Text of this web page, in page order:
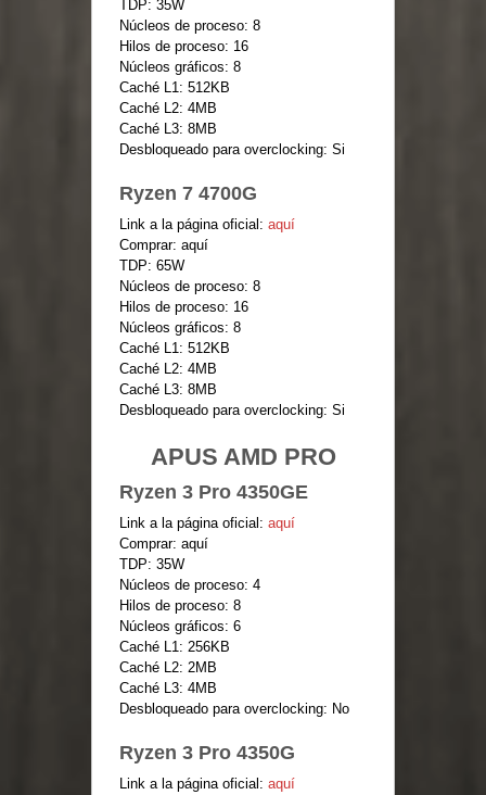
TDP: 35W
Núcleos de proceso: 8
Hilos de proceso: 16
Núcleos gráficos: 8
Caché L1: 512KB
Caché L2: 4MB
Caché L3: 8MB
Desbloqueado para overclocking: Si
Ryzen 7 4700G
Link a la página oficial: aquí
Comprar: aquí
TDP: 65W
Núcleos de proceso: 8
Hilos de proceso: 16
Núcleos gráficos: 8
Caché L1: 512KB
Caché L2: 4MB
Caché L3: 8MB
Desbloqueado para overclocking: Si
APUS AMD PRO
Ryzen 3 Pro 4350GE
Link a la página oficial: aquí
Comprar: aquí
TDP: 35W
Núcleos de proceso: 4
Hilos de proceso: 8
Núcleos gráficos: 6
Caché L1: 256KB
Caché L2: 2MB
Caché L3: 4MB
Desbloqueado para overclocking: No
Ryzen 3 Pro 4350G
Link a la página oficial: aquí